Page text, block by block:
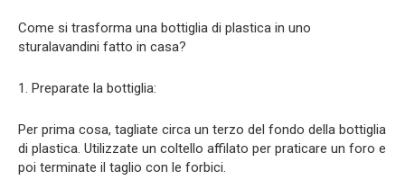
Come si trasforma una bottiglia di plastica in uno
sturalavandini fatto in casa?
1. Preparate la bottiglia:
Per prima cosa, tagliate circa un terzo del fondo della bottiglia
di plastica. Utilizzate un coltello affilato per praticare un foro e
poi terminate il taglio con le forbici.